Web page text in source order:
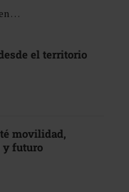
…
el territorio
movilidad,
futuro